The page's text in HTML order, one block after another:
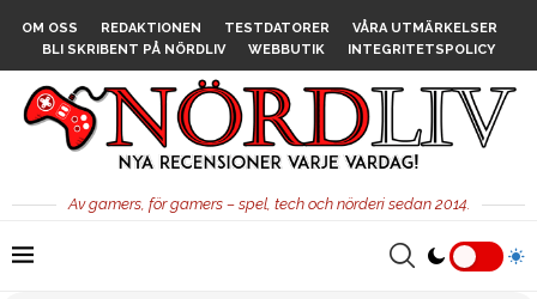
OM OSS REDAKTIONEN TESTDATORER
VÅRA UTMÄRKELSER
BLI SKRIBENT PÅ NÖRDLIV
WEBBUTIK INTEGRITETSPOLICY
Av gamers, för gamers – spel, tech och nörderi sedan 2014.